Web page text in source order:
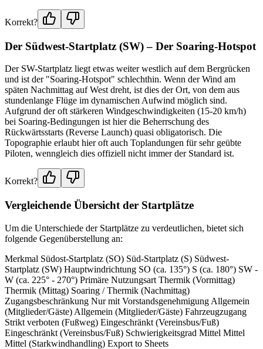
Korrekt?
Der Südwest-Startplatz (SW) – Der Soaring-Hotspot
Der SW-Startplatz liegt etwas weiter westlich auf dem Bergrücken
und ist der "Soaring-Hotspot" schlechthin. Wenn der Wind am
späten Nachmittag auf West dreht, ist dies der Ort, von dem aus
stundenlange Flüge im dynamischen Aufwind möglich sind.
Aufgrund der oft stärkeren Windgeschwindigkeiten (15-20 km/h)
bei Soaring-Bedingungen ist hier die Beherrschung des
Rückwärtsstarts (Reverse Launch) quasi obligatorisch. Die
Topographie erlaubt hier oft auch Toplandungen für sehr geübte
Piloten, wenngleich dies offiziell nicht immer der Standard ist.
Korrekt?
Vergleichende Übersicht der Startplätze
Um die Unterschiede der Startplätze zu verdeutlichen, bietet sich
folgende Gegenüberstellung an:
Merkmal Südost-Startplatz (SO) Süd-Startplatz (S) Südwest-
Startplatz (SW) Hauptwindrichtung SO (ca. 135°) S (ca. 180°) SW -
W (ca. 225° - 270°) Primäre Nutzungsart Thermik (Vormittag)
Thermik (Mittag) Soaring / Thermik (Nachmittag)
Zugangsbeschränkung Nur mit Vorstandsgenehmigung Allgemein
(Mitglieder/Gäste) Allgemein (Mitglieder/Gäste) Fahrzeugzugang
Strikt verboten (Fußweg) Eingeschränkt (Vereinsbus/Fuß)
Eingeschränkt (Vereinsbus/Fuß) Schwierigkeitsgrad Mittel Mittel
Mittel (Starkwindhandling) Export to Sheets